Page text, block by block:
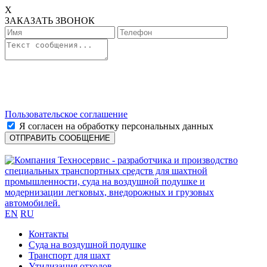
X
ЗАКАЗАТЬ ЗВОНОК
Пользовательское соглашение
Я согласен на обработку персональных данных
EN RU
Контакты
Cуда на воздушной подушке
Транспорт для шахт